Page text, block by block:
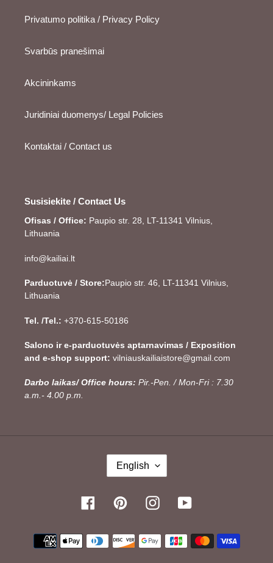
Privatumo politika / Privacy Policy
Svarbūs pranešimai
Akcininkams
Juridiniai duomenys/ Legal Policies
Kontaktai / Contact us
Susisiekite / Contact Us
Ofisas / Office: Paupio str. 28, LT-11341 Vilnius,
Lithuania
info@kailiai.lt
Parduotuvė / Store:Paupio str. 46, LT-11341 Vilnius,
Lithuania
Tel. /Tel.: +370-615-50186
Salono ir e-parduotuvės aptarnavimas / Exposition
and e-shop support: vilniauskailiaistore@gmail.com
Darbo laikas/ Office hours: Pir.-Pen. / Mon-Fri : 7.30
a.m.- 4.00 p.m.
G
G
E
English
FacebookPinterestInstagramYouTube
Payment
methods